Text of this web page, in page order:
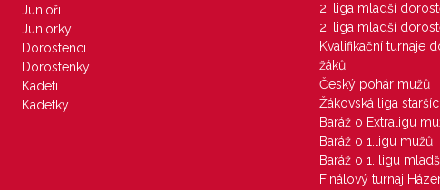
Junioři
Juniorky
Dorostenci
Dorostenky
Kadeti
Kadetky
2. liga mladší
2. liga mladší
Kvalifikační turnaje
žáků
Český pohár mužů
Žákovská liga
Baráž o Extraligu
Baráž o 1.ligu mužů
Baráž o 1. ligu
Finálový turnaj